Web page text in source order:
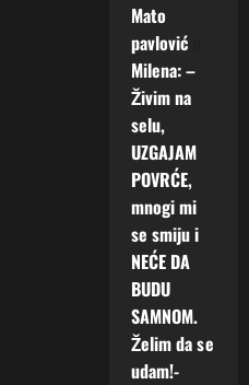
Mato
pavlović
Milena: –
Živim na
selu,
UZGAJAM
POVRĆE,
mnogi mi
se smiju i
NEĆE DA
BUDU
SAMNOM.
Želim da se
udam!-